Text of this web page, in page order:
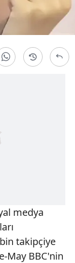
medya
takipçiye
May BBC'nin